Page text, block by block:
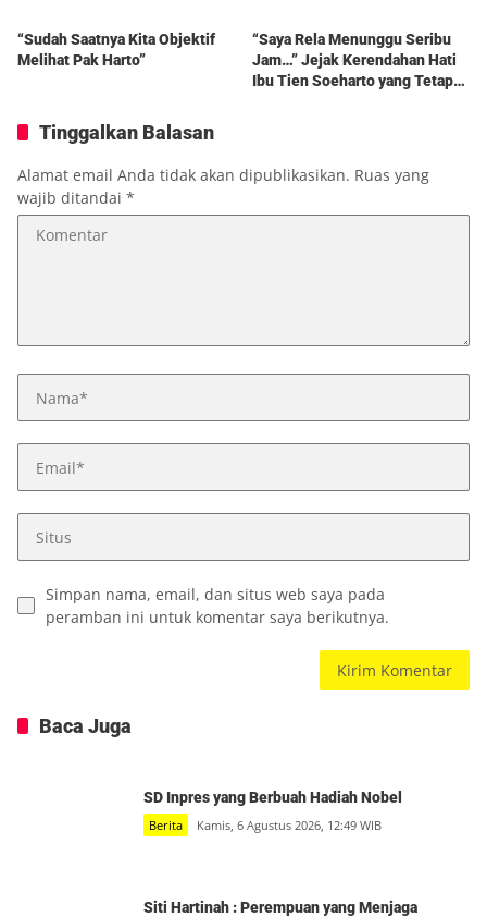
“Sudah Saatnya Kita Objektif
Melihat Pak Harto”
“Saya Rela Menunggu Seribu
Jam…” Jejak Kerendahan Hati
Ibu Tien Soeharto yang Tetap
Tinggalkan Balasan
Alamat email Anda tidak akan dipublikasikan. Ruas yang
wajib ditandai *
Simpan nama, email, dan situs web saya pada
peramban ini untuk komentar saya berikutnya.
Baca Juga
SD Inpres yang Berbuah Hadiah Nobel
Berita Kamis, 6 Agustus 2026, 12:49 WIB
Siti Hartinah : Perempuan yang Menjaga